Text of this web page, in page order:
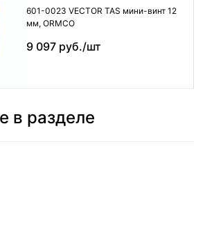
601-0023 VECTOR TAS мини-винт 12
мм, ORMCO
9 097 руб./шт
в разделе